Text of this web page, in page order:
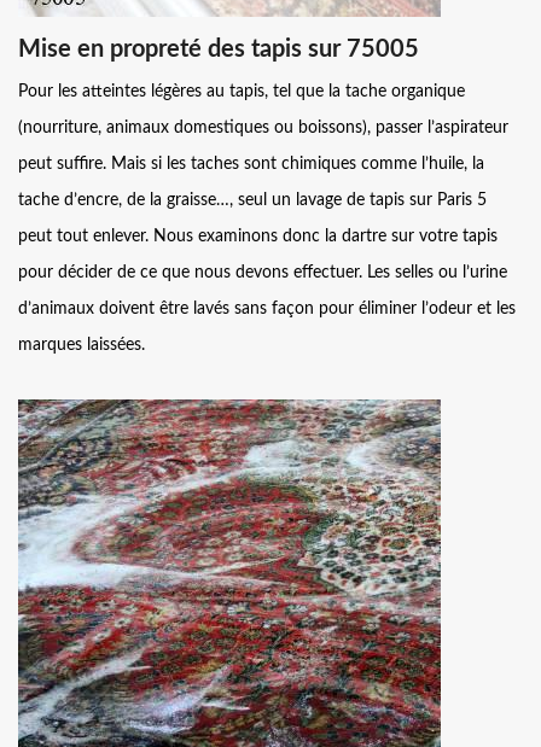
Mise en propreté des tapis sur 75005
Pour les atteintes légères au tapis, tel que la tache organique
(nourriture, animaux domestiques ou boissons), passer l’aspirateur
peut suffire. Mais si les taches sont chimiques comme l’huile, la
tache d’encre, de la graisse…, seul un lavage de tapis sur Paris 5
peut tout enlever. Nous examinons donc la dartre sur votre tapis
pour décider de ce que nous devons effectuer. Les selles ou l’urine
d’animaux doivent être lavés sans façon pour éliminer l’odeur et les
marques laissées.